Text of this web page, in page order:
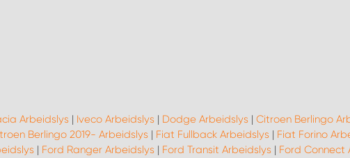
Arbeidslys | Iveco Arbeidslys | Dodge Arbeidslys | Citroen Berlingo
Berlingo 2019- Arbeidslys | Fiat Fullback Arbeidslys | Fiat Forino
| Ford Ranger Arbeidslys | Ford Transit Arbeidslys | Ford Connect